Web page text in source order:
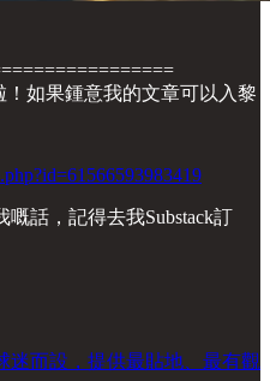
！如果鍾意我的文章可以入黎
話，記得去我Substack訂
迷而設，提供最貼地、最有觀